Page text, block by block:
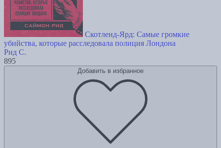
Скотленд-Ярд: Самые громкие
убийства, которые расследовала полиция Лондона
Рид С.
895
Добавить в избранное